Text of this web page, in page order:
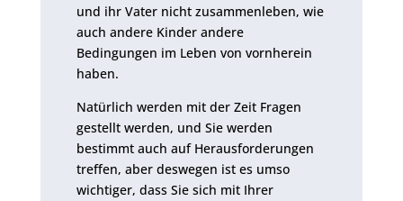
und ihr Vater nicht zusammenleben, wie
auch andere Kinder andere
Bedingungen im Leben von vornherein
haben.
Natürlich werden mit der Zeit Fragen
gestellt werden, und Sie werden
bestimmt auch auf Herausforderungen
treffen, aber deswegen ist es umso
wichtiger, dass Sie sich mit Ihrer